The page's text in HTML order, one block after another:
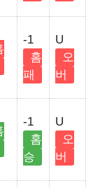
-1
홈
패
U
오
버
-1
홈
승
U
오
버